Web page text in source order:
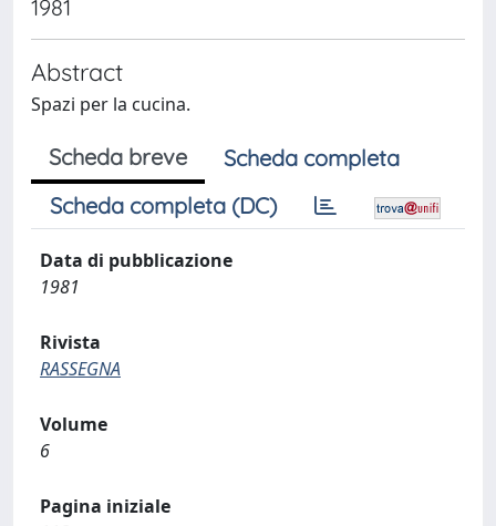
1981
Abstract
Spazi per la cucina.
Scheda breve
Scheda completa
Scheda completa (DC)
Data di pubblicazione
1981
Rivista
RASSEGNA
Volume
6
Pagina iniziale